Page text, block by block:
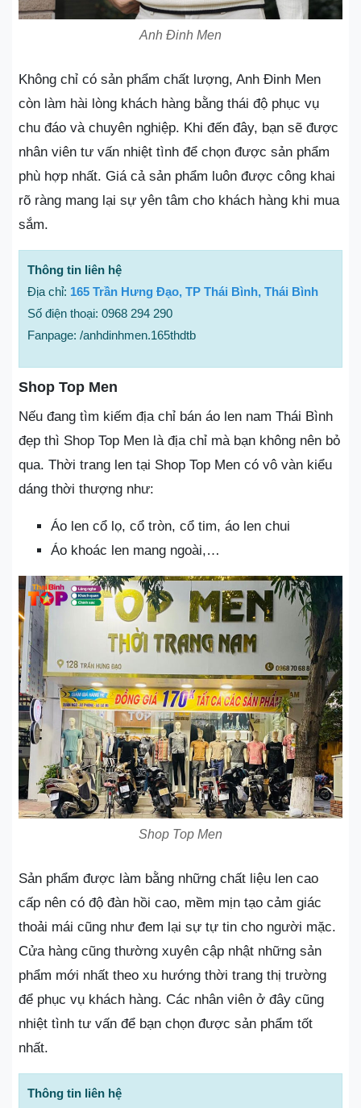
Anh Đinh Men
Không chỉ có sản phẩm chất lượng, Anh Đinh Men
còn làm hài lòng khách hàng bằng thái độ phục vụ
chu đáo và chuyên nghiệp. Khi đến đây, bạn sẽ được
nhân viên tư vấn nhiệt tình để chọn được sản phẩm
phù hợp nhất. Giá cả sản phẩm luôn được công khai
rõ ràng mang lại sự yên tâm cho khách hàng khi mua
sắm.
Thông tin liên hệ
Địa chỉ: 165 Trần Hưng Đạo, TP Thái Bình, Thái Bình
Số điện thoại: 0968 294 290
Fanpage: /anhdinhmen.165thdtb
Shop Top Men
Nếu đang tìm kiếm địa chỉ bán áo len nam Thái Bình
đẹp thì Shop Top Men là địa chỉ mà bạn không nên bỏ
qua. Thời trang len tại Shop Top Men có vô vàn kiểu
dáng thời thượng như:
Áo len cổ lọ, cổ tròn, cổ tim, áo len chui
Áo khoác len mang ngoài,…
Shop Top Men
Sản phẩm được làm bằng những chất liệu len cao
cấp nên có độ đàn hồi cao, mềm mịn tạo cảm giác
thoải mái cũng như đem lại sự tự tin cho người mặc.
Cửa hàng cũng thường xuyên cập nhật những sản
phẩm mới nhất theo xu hướng thời trang thị trường
để phục vụ khách hàng. Các nhân viên ở đây cũng
nhiệt tình tư vấn để bạn chọn được sản phẩm tốt
nhất.
Thông tin liên hệ